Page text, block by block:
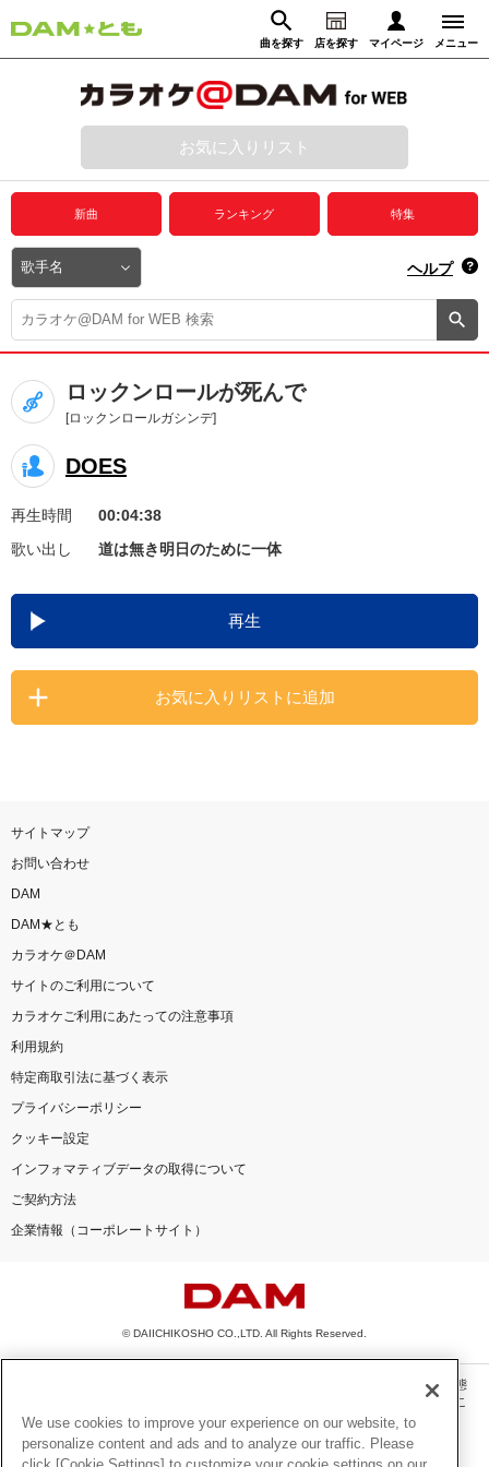
曲を探す 店を探す マイページ メニュー
動画からさがす 録音からさがす
ログイン
プレミアムサービス
DAM★とも動画
DAM★とも録音
カラオケ＠DAM
ユーザー検索
キャンペーン
お知らせ よくあるご質問
DAMの新曲・ランキングなど
カラオケ最新情報をチェック！
お気に入りリスト
新曲 ランキング 特集
ヘルプ
ロックンロールが死んで
[ロックンロールガシンデ]
DOES
再生時間
00:04:38
歌い出し
道は無き明日のために一体
再生
お気に入りリストに追加
サイトマップ
お問い合わせ
DAM
DAM★とも
カラオケ＠DAM
サイトのご利用について
カラオケご利用にあたっての注意事項
利用規約
特定商取引法に基づく表示
プライバシーポリシー
クッキー設定
インフォマティブデータの取得について
ご契約方法
企業情報（コーポレートサイト）
© DAIICHIKOSHO CO.,LTD. All Rights Reserved.
このサイトに掲載されている一切の文章・画像・写真・動画・音声等を、手段や形態
を問わず、著作権法の定める範囲を超えて無断で複製、転載、ファイル化などするこ
とを禁じます。
楽曲及びコンテンツは、機種によりご利用いただけない場合があります。
We use cookies to improve your experience on our website, to
personalize content and ads and to analyze our traffic. Please